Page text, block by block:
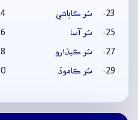
سُر ڪاپائتي
سُر آسا
سُر ڪيڏارو
سُر ڪاموڏ